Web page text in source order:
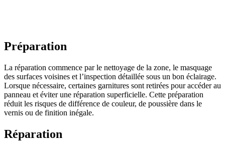
Préparation
La réparation commence par le nettoyage de la zone, le masquage
des surfaces voisines et l’inspection détaillée sous un bon éclairage.
Lorsque nécessaire, certaines garnitures sont retirées pour accéder au
panneau et éviter une réparation superficielle. Cette préparation
réduit les risques de différence de couleur, de poussière dans le
vernis ou de finition inégale.
Réparation